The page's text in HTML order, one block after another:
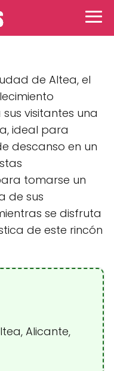
de Altea, el
visitantes una
ideal para
descanso en un
tomarse un
de sus
se disfruta
de este rincón
Alicante,